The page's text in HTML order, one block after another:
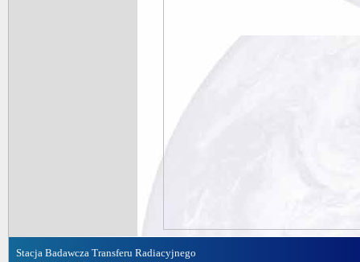
Stacja Badawcza Transferu Radiacyjnego